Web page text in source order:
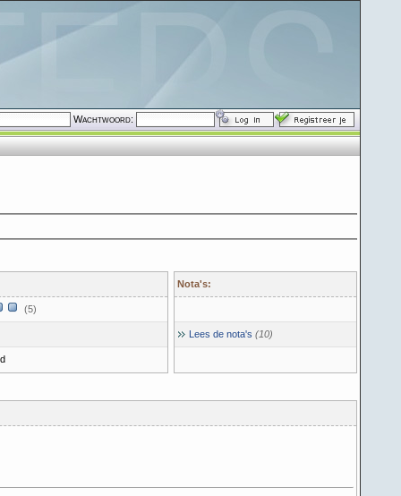
Wachtwoord:
(5)
Nota's:
Lees de nota's (10)